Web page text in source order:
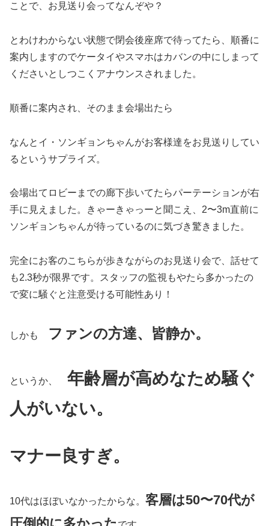
ことで、お見送り会ってなんぞや？
とわけわからない状態で閉会後座席で待ってたら、順番に
案内しますのでケータイやスマホはカバンの中にしまって
くださいとしつこくアナウンスされました。
順番に案内され、そのまま会場出たら
なんとイ・ソンギョンちゃんがお客様達をお見送りしてい
るというサプライズ。
会場出てロビーまでの廊下歩いてたらパーテーションが右
手に見えました。きゃーきゃっーと聞こえ、2〜3m直前に
ソンギョンちゃんが待っているのに気づき驚きました。
完全にお客のこちらが歩きながらのお見送り会で、話せて
も2.3秒が限界です。スタッフの監視もやたら多かったの
で変に騒ぐと注意受ける可能性あり！
しかも ファンの方達、皆静か。
というか、 年齢層が高めなため騒ぐ
人がいない。
マナー良すぎ。
10代はほぼいなかったからな。 客層は50〜70代が